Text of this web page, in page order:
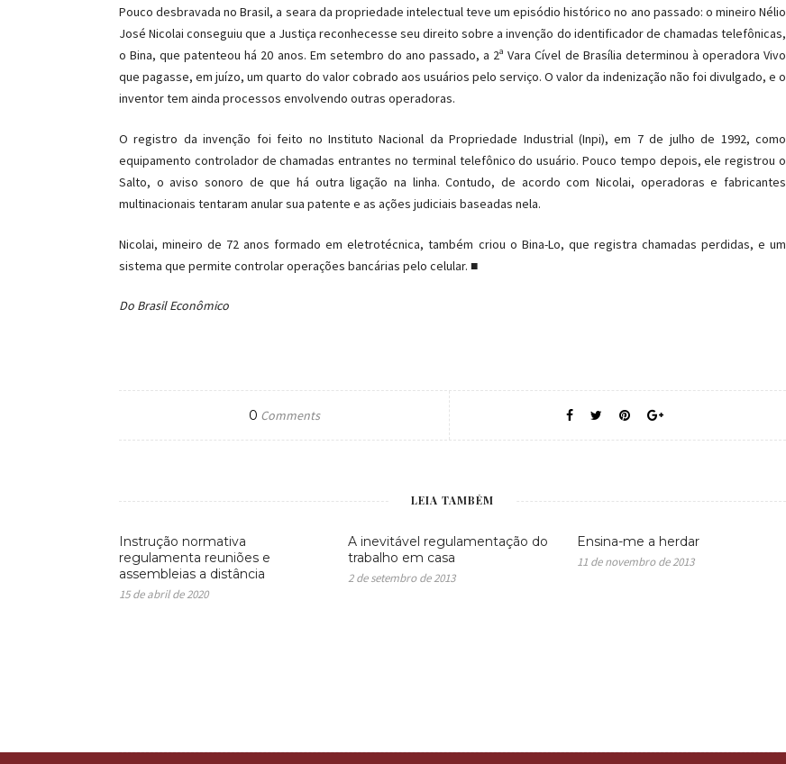
Pouco desbravada no Brasil, a seara da propriedade intelectual teve um episódio histórico no ano passado: o mineiro Nélio
José Nicolai conseguiu que a Justiça reconhecesse seu direito sobre a invenção do identificador de chamadas telefônicas,
o Bina, que patenteou há 20 anos. Em setembro do ano passado, a 2ª Vara Cível de Brasília determinou à operadora Vivo
que pagasse, em juízo, um quarto do valor cobrado aos usuários pelo serviço. O valor da indenização não foi divulgado, e o
inventor tem ainda processos envolvendo outras operadoras.
O registro da invenção foi feito no Instituto Nacional da Propriedade Industrial (Inpi), em 7 de julho de 1992, como
equipamento controlador de chamadas entrantes no terminal telefônico do usuário. Pouco tempo depois, ele registrou o
Salto, o aviso sonoro de que há outra ligação na linha. Contudo, de acordo com Nicolai, operadoras e fabricantes
multinacionais tentaram anular sua patente e as ações judiciais baseadas nela.
Nicolai, mineiro de 72 anos formado em eletrotécnica, também criou o Bina-Lo, que registra chamadas perdidas, e um
sistema que permite controlar operações bancárias pelo celular. ■
Do Brasil Econômico
0 Comments
LEIA TAMBÉM
Instrução normativa
regulamenta reuniões e
assembleias a distância
15 de abril de 2020
A inevitável regulamentação do
trabalho em casa
2 de setembro de 2013
Ensina-me a herdar
11 de novembro de 2013